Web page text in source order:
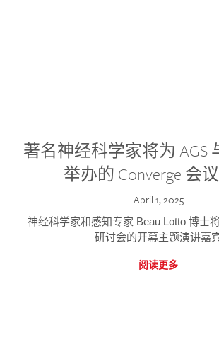
著名神经科学家将为 AGS
举办的 Converge 会
April 1, 2025
神经科学家和感知专家 Beau Lotto 博士
研讨会的开幕主题演讲嘉
阅读更多